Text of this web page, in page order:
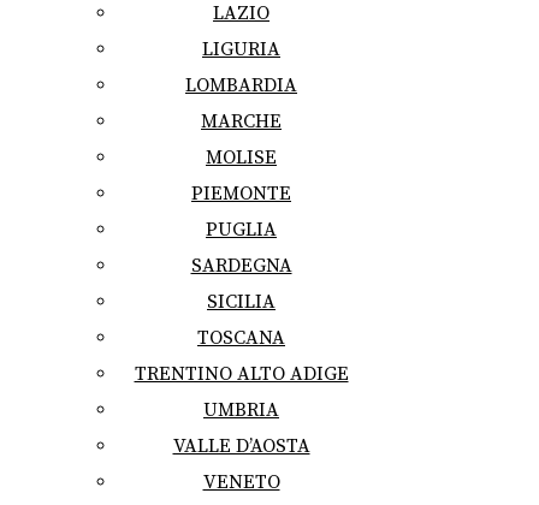
LAZIO
LIGURIA
LOMBARDIA
MARCHE
MOLISE
PIEMONTE
PUGLIA
SARDEGNA
SICILIA
TOSCANA
TRENTINO ALTO ADIGE
UMBRIA
VALLE D’AOSTA
VENETO